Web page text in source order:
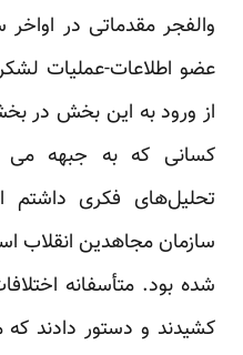
عضو ‏اطلاعات-عملیات
از ورود به این بخش در
کسانی که ‏به جبهه
تحلیل‌های فکری داشتم
سازمان مجاهدین انقلاب
شده بود. متأسفانه
کشیدند و دستور دادند